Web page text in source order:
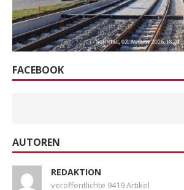
FACEBOOK
AUTOREN
REDAKTION
veröffentlichte 9419 Artikel